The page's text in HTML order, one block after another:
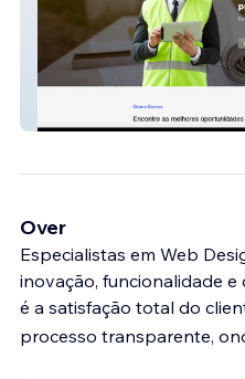
Over
Especialistas em Web
inovação, funcionalidade
é a satisfação total do
processo transparente,